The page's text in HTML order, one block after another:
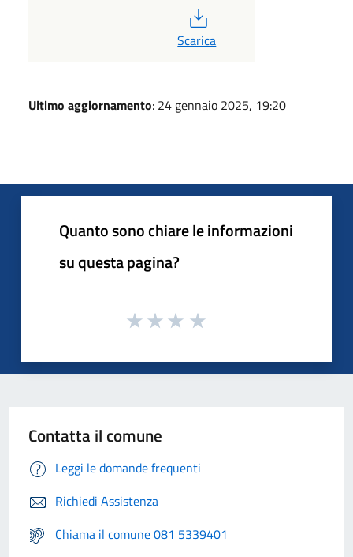
Scarica
Ultimo aggiornamento: 24 gennaio 2025, 19:20
Quanto sono chiare le informazioni
su questa pagina?
Contatta il comune
Leggi le domande frequenti
Richiedi Assistenza
Chiama il comune 081 5339401